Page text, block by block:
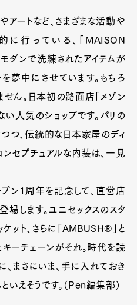
アートなど、さまざまな活動や
に行っている、「MAISON
ダンで洗練されたアイテムが
夢中にさせています。もちろ
せん。日本初の路面店「メゾン
い人気のショップです。パリの
つ、伝統的な日本家屋のディ
セプチュアルな内装は、一見
プン１周年を記念して、直営店
場します。ユニセックスのスタ
ット、さらに「AMBUSH®」と
キーチェーンがそれ。時代を読
、まさにいま、手に入れておき
いえそうです。（Pen編集部）